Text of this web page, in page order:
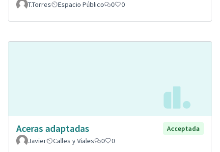
T.Torres Espacio Público 0 0
Aceras adaptadas
Acceptada
Javier
Calles y Viales 0 0